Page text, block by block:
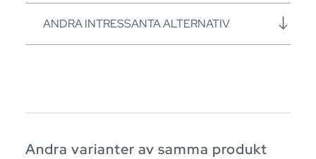
ANDRA INTRESSANTA ALTERNATIV
Andra varianter av samma produkt